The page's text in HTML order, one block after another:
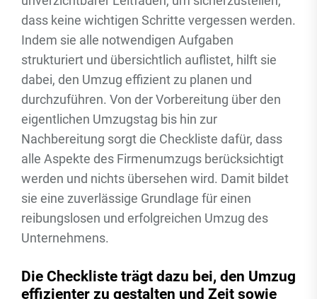
dass keine wichtigen Schritte vergessen werden.
Indem sie alle notwendigen Aufgaben
strukturiert und übersichtlich auflistet, hilft sie
dabei, den Umzug effizient zu planen und
durchzuführen. Von der Vorbereitung über den
eigentlichen Umzugstag bis hin zur
Nachbereitung sorgt die Checkliste dafür, dass
alle Aspekte des Firmenumzugs berücksichtigt
werden und nichts übersehen wird. Damit bildet
sie eine zuverlässige Grundlage für einen
reibungslosen und erfolgreichen Umzug des
Unternehmens.
Die Checkliste trägt dazu bei, den Umzug
effizienter zu gestalten und Zeit sowie